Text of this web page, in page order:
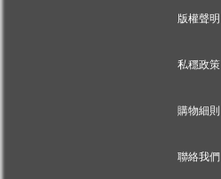
版權聲明
私穩政策
購物細則
聯絡我們